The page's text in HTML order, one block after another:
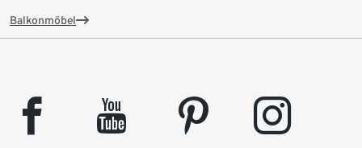
Balkonmöbel
facebook youtube pinterest instagram